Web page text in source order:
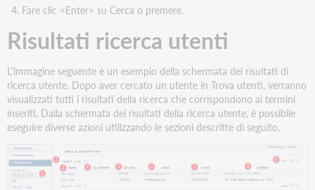
Fare clic <Enter> su Cerca o premere.
Risultati ricerca utenti
L'immagine seguente è un esempio della schermata dei risultati di
ricerca utente. Dopo aver cercato un utente in Trova utenti, verranno
visualizzati tutti i risultati della ricerca che corrispondono ai termini
inseriti. Dalla schermata dei risultati della ricerca utente, è possibile
eseguire diverse azioni utilizzando le sezioni descritte di seguito.